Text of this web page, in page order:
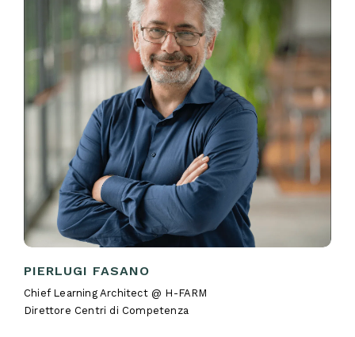
PIERLUGI FASANO
Chief Learning Architect @ H-FARM
Direttore Centri di Competenza